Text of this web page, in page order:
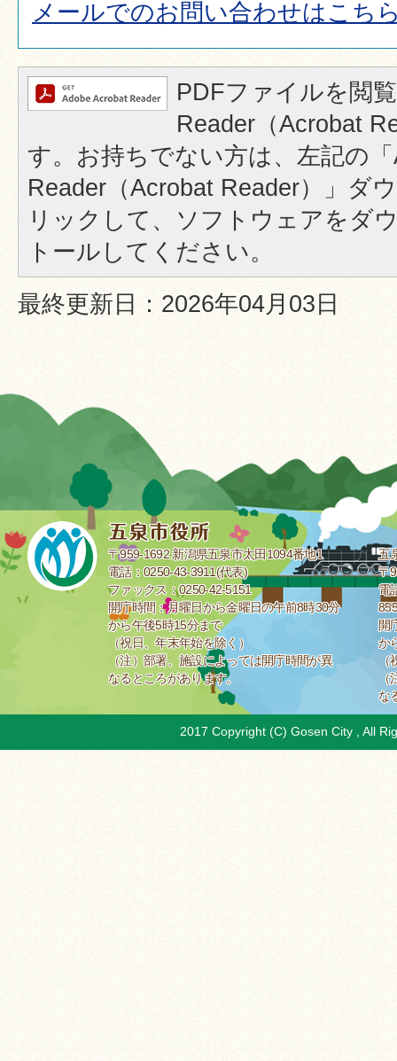
メールでのお問い合わせはこち
PDFファイルを閲
Reader（Acrobat
す。お持ちでない方は、左記の
Reader（Acrobat Reader）」ダ
リックして、ソフトウェアをダ
トールしてください。
最終更新日：2026年04月03日
〒959-1692 新潟県五泉市太田1094番地1
電話：0250-43-3911(代表)
ファックス：0250-42-5151
開庁時間：月曜日から金曜日の午前8時30分
から午後5時15分まで
（祝日、年末年始を除く）
（注）部署、施設によっては開庁時間が異
なるところがあります。
五
〒
電
開
か
な
2017 Copyright (C) Gosen City , All